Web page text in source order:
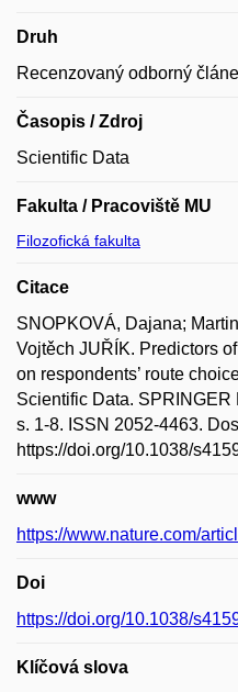
Druh
Recenzovaný odborný
Časopis / Zdroj
Scientific Data
Fakulta / Pracoviště MU
Filozofická fakulta
Citace
SNOPKOVÁ, Dajana;
Vojtěch JUŘÍK. Predictors
on respondents’ route
Scientific Data. SPRINGER
s. 1-8. ISSN 2052-4463.
https://doi.org/10.1038/
www
https://www.nature.com/
Doi
https://doi.org/10.1038/
Klíčová slova